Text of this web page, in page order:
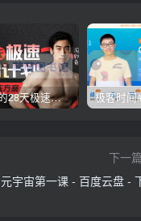
闫帅奇的28天极速减脂计划 – 网盘分享 – 下载
下一
元宇宙第一课 - 百度云盘 -